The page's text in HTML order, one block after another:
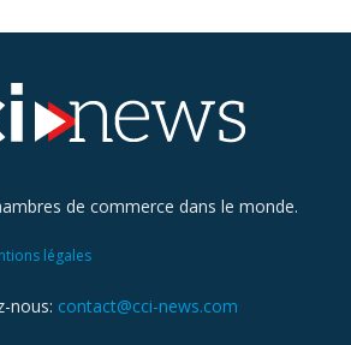
de commerce dans le monde.
légales
nous: contact@cci-news.com